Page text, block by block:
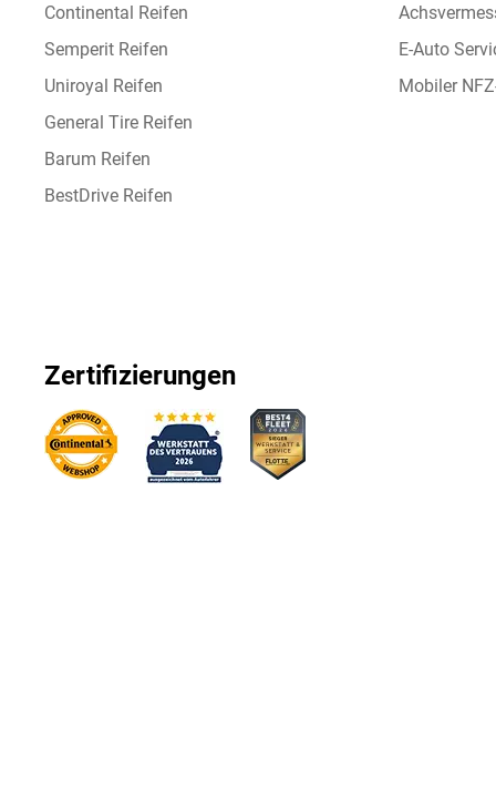
Continental Reifen
Semperit Reifen
Uniroyal Reifen
General Tire Reifen
Barum Reifen
BestDrive Reifen
E-Auto
Mobiler
Zertifizierungen